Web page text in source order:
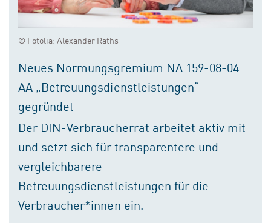
© Fotolia: Alexander Raths
Neues Normungsgremium NA 159-08-04
AA „Betreuungsdienstleistungen“
gegründet
Der DIN-Verbraucherrat arbeitet aktiv mit
und setzt sich für transparentere und
vergleichbarere
Betreuungsdienstleistungen für die
Verbraucher*innen ein.